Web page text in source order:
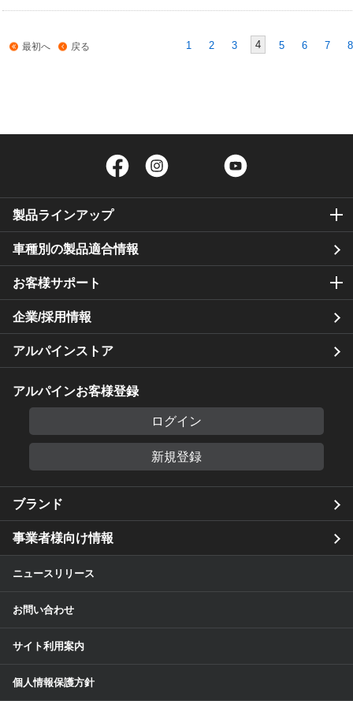
最初へ 戻る 1 2 3 4 5 6 7 8
Facebook Twitter
製品ラインアップ
車種別の製品適合情報
お客様サポート
企業/採用情報
アルパインストア
アルパインお客様登録
ログイン
新規登録
ブランド
事業者様向け情報
ニュースリリース
お問い合わせ
サイト利用案内
個人情報保護方針